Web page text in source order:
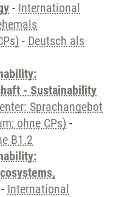
- International
- Deutsch als
- Sustainability
Sprachangebot
ohne CPs) -
B1.2
- International